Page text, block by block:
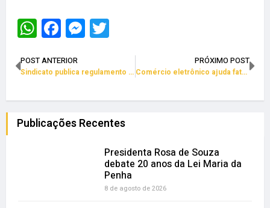
WhatsApp
Facebook
Messenger
POST ANTERIOR
Sindicato publica regulamento do 1º Campeonato de Futebol
PRÓXIMO POST
Comércio eletrônico ajuda faturamento do varejo crescer 1,1%
Publicações Recentes
Presidenta Rosa de Souza
debate 20 anos da Lei Maria da
Penha
8 de agosto de 2026